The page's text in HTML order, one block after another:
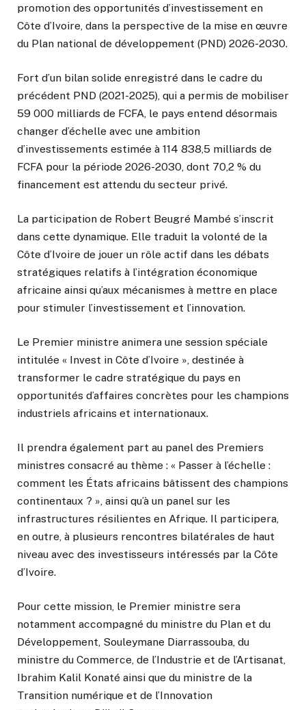
promotion des opportunités d’investissement en
Côte d’Ivoire, dans la perspective de la mise en œuvre
du Plan national de développement (PND) 2026-2030.
Fort d’un bilan solide enregistré dans le cadre du
précédent PND (2021-2025), qui a permis de mobiliser
59 000 milliards de FCFA, le pays entend désormais
changer d’échelle avec une ambition
d’investissements estimée à 114 838,5 milliards de
FCFA pour la période 2026-2030, dont 70,2 % du
financement est attendu du secteur privé.
La participation de Robert Beugré Mambé s’inscrit
dans cette dynamique. Elle traduit la volonté de la
Côte d’Ivoire de jouer un rôle actif dans les débats
stratégiques relatifs à l’intégration économique
africaine ainsi qu’aux mécanismes à mettre en place
pour stimuler l’investissement et l’innovation.
Le Premier ministre animera une session spéciale
intitulée « Invest in Côte d’Ivoire », destinée à
transformer le cadre stratégique du pays en
opportunités d’affaires concrètes pour les champions
industriels africains et internationaux.
Il prendra également part au panel des Premiers
ministres consacré au thème : « Passer à l’échelle :
comment les États africains bâtissent des champions
continentaux ? », ainsi qu’à un panel sur les
infrastructures résilientes en Afrique. Il participera,
en outre, à plusieurs rencontres bilatérales de haut
niveau avec des investisseurs intéressés par la Côte
d’Ivoire.
Pour cette mission, le Premier ministre sera
notamment accompagné du ministre du Plan et du
Développement, Souleymane Diarrassouba, du
ministre du Commerce, de l’Industrie et de l’Artisanat,
Ibrahim Kalil Konaté ainsi que du ministre de la
Transition numérique et de l’Innovation